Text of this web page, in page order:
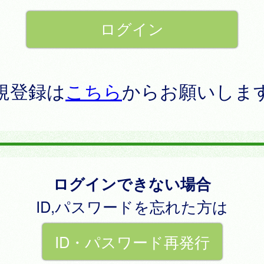
登録はこちらからお願いしま
ログインできない場合
ID,パスワードを忘れた方は
ID・パスワード再発行